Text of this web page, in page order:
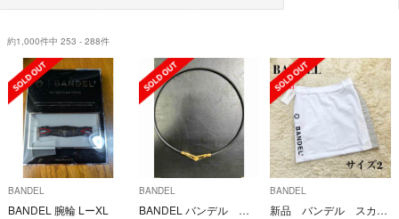
約1,000件中 253 - 288件
BANDEL
BANDEL 腕輪 LーXL
BANDEL
BANDEL バンデル ネックレス ブラック ゴールド カラー
BANDEL
新品 バンデル スカート ストレッチ ホワイト ゴルフウェア レディース 2